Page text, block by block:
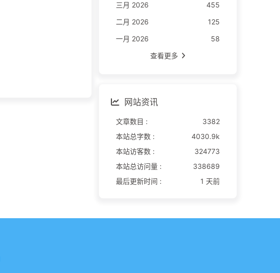
三月 2026
455
二月 2026
125
一月 2026
58
查看更多
网站资讯
文章数目 :
3382
本站总字数 :
4030.9k
本站访客数 :
324773
本站总访问量 :
338689
最后更新时间 :
1 天前